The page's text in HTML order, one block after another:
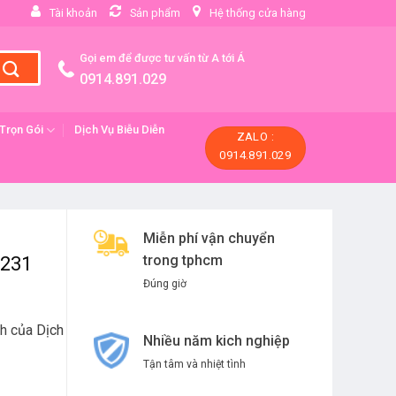
Tài khoản Sản phẩm Hệ thống cửa hàng
Gọi em để được tư vấn từ A tới Á
0914.891.029
Gói Dịch Vụ Biễu Diễn
ZALO :
0914.891.029
Miễn phí vận chuyển
trong tphcm
Đúng giờ
Nhiều năm kich nghiệp
Tận tâm và nhiệt tình
của Dịch